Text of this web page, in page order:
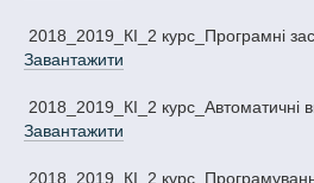
2018_2019_КІ_2 курс_Програмні
Завантажити
2018_2019_КІ_2 курс_Автоматичні
Завантажити
2018_2019_КІ_2